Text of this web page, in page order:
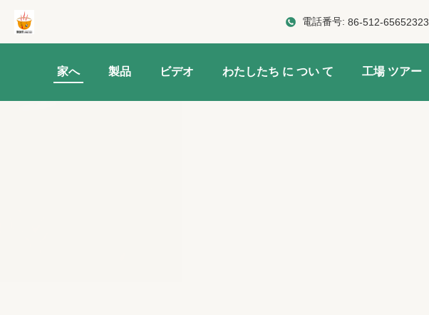
電話番号:86-512-65652323
家へ 製品 ビデオ わたしたち に つい て 工場 ツアー